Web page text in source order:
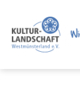
Region